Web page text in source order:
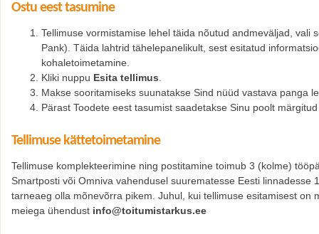
Ostu eest tasumine
Tellimuse vormistamise lehel täida nõutud andmeväljad, vali
Pank). Täida lahtrid tähelepanelikult, sest esitatud
kohaletoimetamine.
Kliki nuppu Esita tellimus
Makse sooritamiseks suunatakse Sind nüüd vastava panga
Pärast Toodete eest tasumist saadetakse Sinu poolt
Tellimuse kättetoimetamine
Tellimuse komplekteerimine ning postitamine toimub 3 (kolme)
Smartposti või Omniva vahendusel suurematesse Eesti
tarneaeg olla mõnevõrra pikem. Juhul, kui tellimuse esitamisest
meiega ühendust info@toitumistarkus.ee